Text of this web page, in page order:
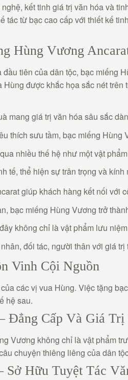
kết tinh giá trị văn hóa và
từ bạc cao cấp với thiết kế
Hùng Vương
tiên của dân tộc, bạc miếng
được khắc họa sắc nét
mang giá trị văn hóa sâu sắc
thích sưu tầm, bạc miếng Hùng
nhiều thế hệ như một vật
tế, thể hiện sự trân trọng và
giúp khách hàng kết nối với
bạc miếng Hùng Vương trở
không chỉ là vật phẩm lưu
đối tác, người thân với giá trị
Vinh Cội Nguồn
các vị vua Hùng. Việc tặng
hệ sau.
Đẳng Cấp Và Giá
Vương không chỉ là vật phẩm
chuyện thiêng liêng của dân
Hữu Tuyệt Tác